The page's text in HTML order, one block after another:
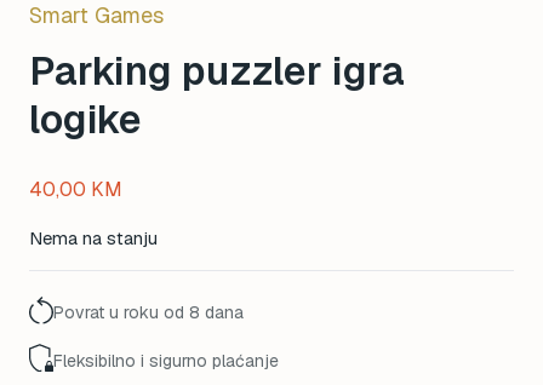
Smart Games
Parking puzzler igra
logike
40,00 KM
Nema na stanju
Povrat u roku od 8 dana
Fleksibilno i sigurno plaćanje